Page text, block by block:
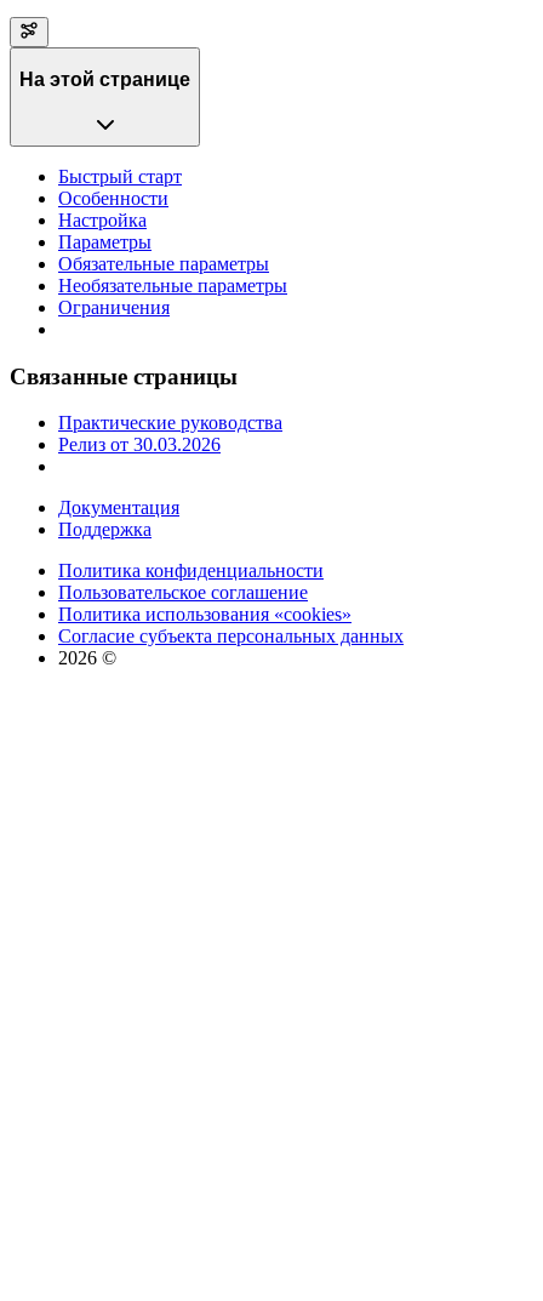
На этой странице
Быстрый старт
Особенности
Настройка
Параметры
Обязательные параметры
Необязательные параметры
Ограничения
Связанные страницы
Практические руководства
Релиз от 30.03.2026
Документация
Поддержка
Политика конфиденциальности
Пользовательское соглашение
Политика использования «cookies»
Согласие субъекта персональных данных
2026 ©